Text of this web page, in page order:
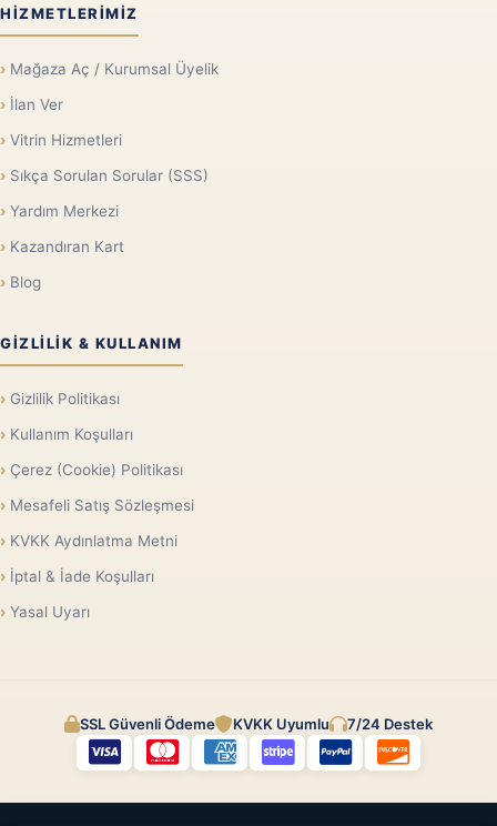
HIZMETLERIMIZ
Mağaza Aç / Kurumsal Üyelik
İlan Ver
Vitrin Hizmetleri
Sıkça Sorulan Sorular (SSS)
Yardım Merkezi
Kazandıran Kart
Blog
GIZLILIK & KULLANIM
Gizlilik Politikası
Kullanım Koşulları
Çerez (Cookie) Politikası
Mesafeli Satış Sözleşmesi
KVKK Aydınlatma Metni
İptal & İade Koşulları
Yasal Uyarı
SSL Güvenli Ödeme KVKK Uyumlu 7/24 Destek